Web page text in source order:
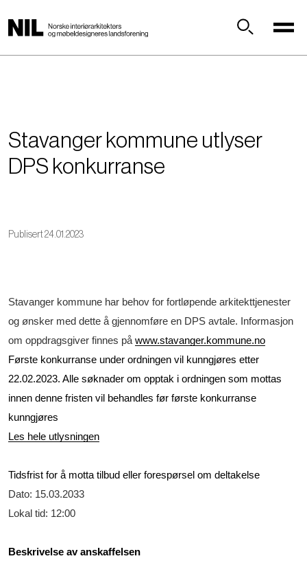
p
Stavanger kommune utlyser
DPS konkurranse
Publisert 24.01.2023
Stavanger kommune har behov for fortløpende arkitekttjenester
og ønsker med dette å gjennomføre en DPS avtale. Informasjon
om oppdragsgiver finnes på www.stavanger.kommune.no
Første konkurranse under ordningen vil kunngjøres etter
22.02.2023. Alle søknader om opptak i ordningen som mottas
innen denne fristen vil behandles før første konkurranse
kunngjøres
Les hele utlysningen
Tidsfrist for å motta tilbud eller forespørsel om deltakelse
Dato: 15.03.2033
Lokal tid: 12:00
Beskrivelse av anskaffelsen